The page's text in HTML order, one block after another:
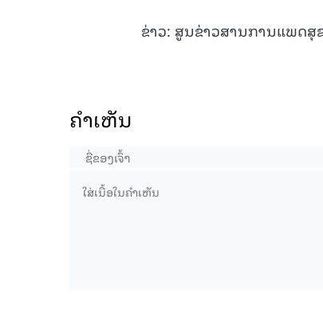
ຂ່າວ: ສູນຂ່າວສານການແພດສຸ
ຄໍາເຫັນ